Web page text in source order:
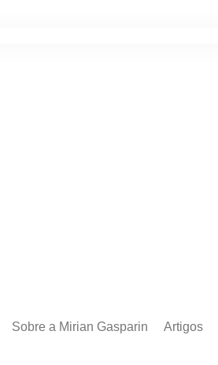
Sobre a Mirian Gasparin Artigos